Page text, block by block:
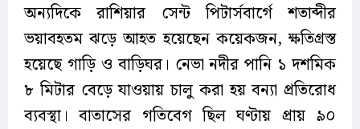
অন্যদিকে রাশিয়ার সেন্ট পিটার্সবার্গে শতাব্দীর
ভয়াবহতম ঝড়ে আহত হয়েছেন কয়েকজন, ক্ষতিগ্রস্ত
হয়েছে গাড়ি ও বাড়িঘর। নেভা নদীর পানি ১ দশমিক
৮ মিটার বেড়ে যাওয়ায় চালু করা হয় বন্যা প্রতিরোধ
ব্যবস্থা। বাতাসের গতিবেগ ছিল ঘণ্টায় প্রায় ৯০